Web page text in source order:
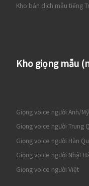
Kho bản dịch mẫu tiếng
Kho giọng mẫu
Giọng voice người Anh/Mỹ
Giọng voice người Trung
Giọng voice người Hàn
Giọng voice người Nhật
Giọng voice người Việt